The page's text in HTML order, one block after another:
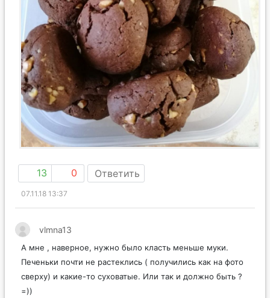
13 0 Ответить
07.11.18 13:37
vlmna13
А мне , наверное, нужно было класть меньше муки.
Печеньки почти не растеклись ( получились как на фото
сверху) и какие-то суховатые. Или так и должно быть ?
=))